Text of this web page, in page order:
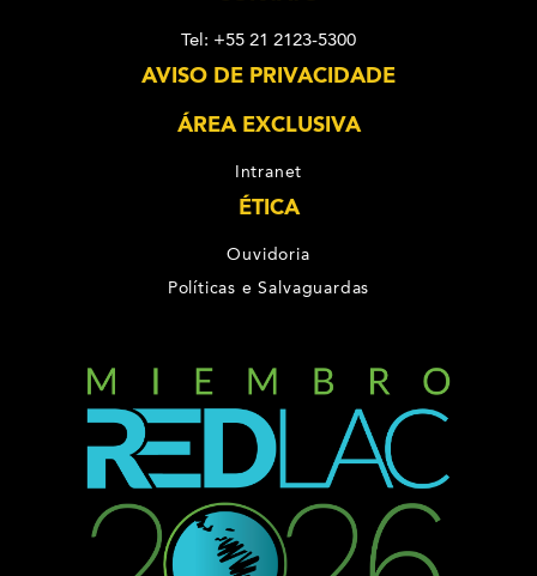
Tel: +55 21 2123-5300
AVISO DE PRIVACIDADE
ÁREA EXCLUSIVA
Intranet
ÉTICA
Ouvidoria
Políticas e Salvaguardas